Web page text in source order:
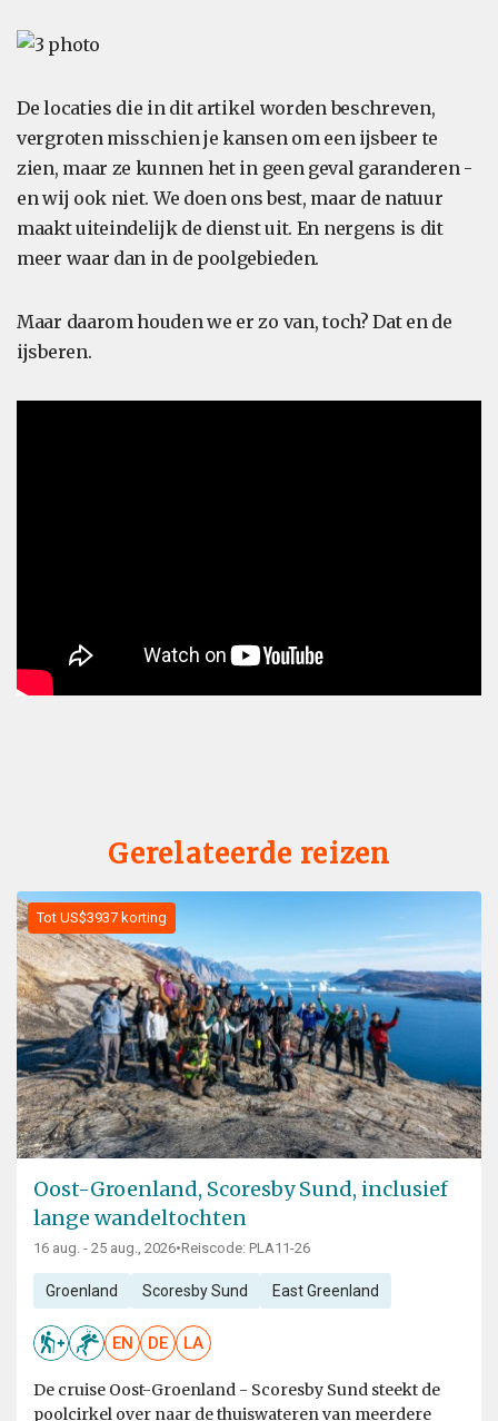
De locaties die in dit artikel worden beschreven,
vergroten misschien je kansen om een ijsbeer te
zien, maar ze kunnen het in geen geval garanderen -
en wij ook niet. We doen ons best, maar de natuur
maakt uiteindelijk de dienst uit. En nergens is dit
meer waar dan in de poolgebieden.
Maar daarom houden we er zo van, toch? Dat en de
ijsberen.
Gerelateerde reizen
Tot US$3937 korting
Oost-Groenland, Scoresby Sund, inclusief
lange wandeltochten
16 aug. - 25 aug., 2026•Reiscode: PLA11-26
Groenland Scoresby Sund East Greenland
EN DE LA
De cruise Oost-Groenland - Scoresby Sund steekt de
poolcirkel over naar de thuiswateren van meerdere